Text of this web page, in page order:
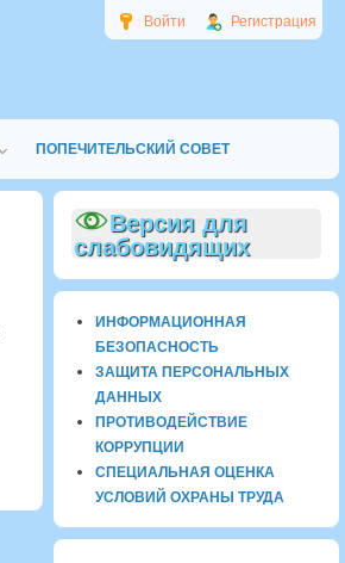
Войти Регистрация
ПОПЕЧИТЕЛЬСКИЙ СОВЕТ
Версия для
слабовидящих
ИНФОРМАЦИОННАЯ
БЕЗОПАСНОСТЬ
ЗАЩИТА ПЕРСОНАЛЬНЫХ
ДАННЫХ
ПРОТИВОДЕЙСТВИЕ
КОРРУПЦИИ
СПЕЦИАЛЬНАЯ ОЦЕНКА
УСЛОВИЙ ОХРАНЫ ТРУДА